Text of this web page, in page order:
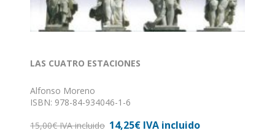
LAS CUATRO ESTACIONES
Alfonso Moreno
ISBN: 978-84-934046-1-6
Nº de páginas: 148
15,00€ IVA incluido 14,25€ IVA incluido